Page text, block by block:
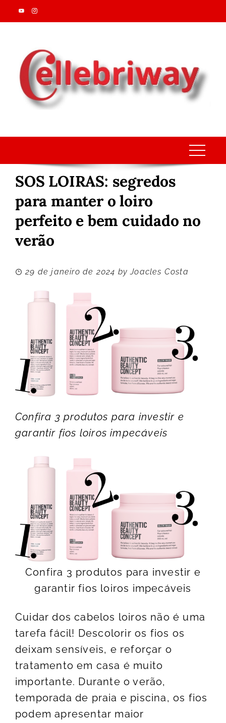
Skip
to
SOS LOIRAS: segredos
para manter o loiro
perfeito e bem cuidado no
verão
29 de janeiro de 2024 byJoacles Costa
Confira 3 produtos para investir e
garantir fios loiros impecáveis
Confira 3 produtos para investir e
garantir fios loiros impecáveis
Cuidar dos cabelos loiros não é uma
tarefa fácil! Descolorir os fios os
deixam sensíveis, e reforçar o
tratamento em casa é muito
importante. Durante o verão,
temporada de praia e piscina, os fios
podem apresentar maior